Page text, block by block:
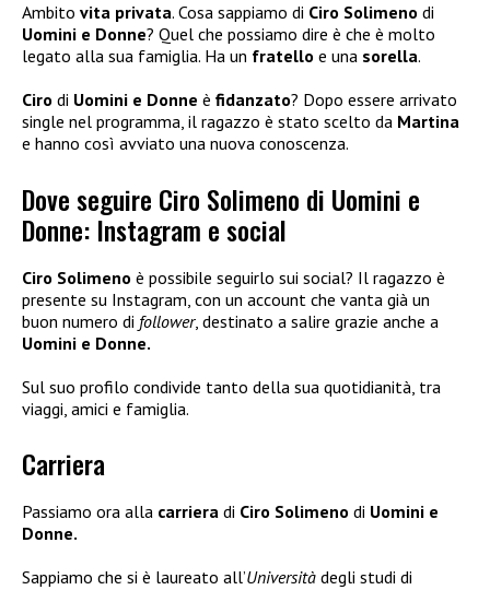
Ambito vita privata. Cosa sappiamo di Ciro Solimeno di
Uomini e Donne? Quel che possiamo dire è che è molto
legato alla sua famiglia. Ha un fratello e una sorella.
Ciro di Uomini e Donne è fidanzato? Dopo essere arrivato
single nel programma, il ragazzo è stato scelto da Martina
e hanno così avviato una nuova conoscenza.
Dove seguire Ciro Solimeno di Uomini e
Donne: Instagram e social
Ciro Solimeno è possibile seguirlo sui social? Il ragazzo è
presente su Instagram, con un account che vanta già un
buon numero di follower, destinato a salire grazie anche a
Uomini e Donne.
Sul suo profilo condivide tanto della sua quotidianità, tra
viaggi, amici e famiglia.
Carriera
Passiamo ora alla carriera di Ciro Solimeno di Uomini e
Donne.
Sappiamo che si è laureato all’Università degli studi di